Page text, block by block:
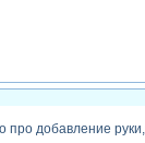
про добавление